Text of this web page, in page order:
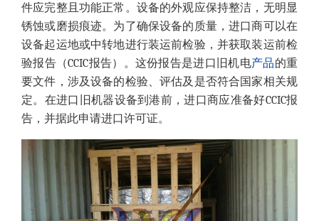
件应完整且功能正常。设备的外观应保持整洁，无明显
锈蚀或磨损痕迹。为了确保设备的质量，进口商可以在
设备起运地或中转地进行装运前检验，并获取装运前检
验报告（CCIC报告）。这份报告是进口旧机电产品的重
要文件，涉及设备的检验、评估及是否符合国家相关规
定。在进口旧机器设备到港前，进口商应准备好CCIC报
告，并据此申请进口许可证。